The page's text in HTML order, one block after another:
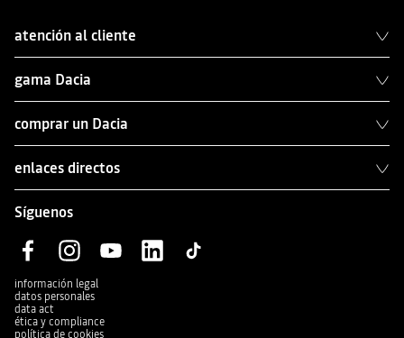
atención al cliente
gama Dacia
comprar un Dacia
enlaces directos
Síguenos
información legal
datos personales
data act
ética y compliance
política de cookies